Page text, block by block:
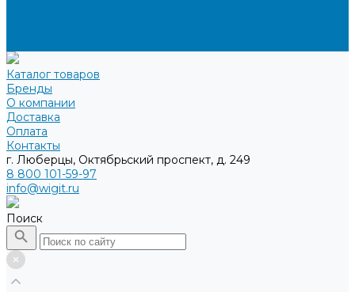
Каталог товаров
Бренды
О компании
Доставка
Оплата
Контакты
г. Люберцы, Октябрьский проспект, д. 249
8 800 101-59-97
info@wigit.ru
Поиск